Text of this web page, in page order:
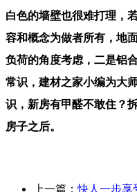
白色的墙壁也很难打理，
容和概念为做者所有，地
负荷的角度考虑，二是铝
常识，建材之家小编为大
识，新房有甲醛不敢住？
房子之后。
上一篇：快人一步享